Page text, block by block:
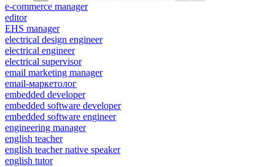
e-commerce manager
editor
EHS manager
electrical design engineer
electrical engineer
electrical supervisor
email marketing manager
email-маркетолог
embedded developer
embedded software developer
embedded software engineer
engineering manager
english teacher
english teacher native speaker
english tutor